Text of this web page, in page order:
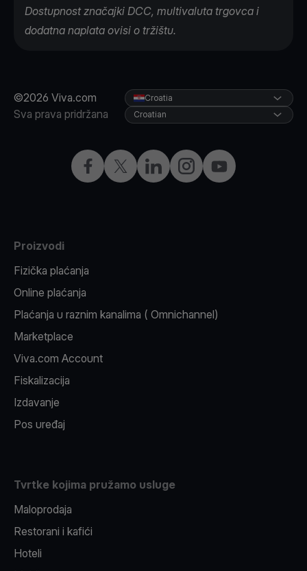
Dostupnost značajki DCC, multivaluta trgovca i
dodatna naplata ovisi o tržištu.
©2026 Viva.com
Sva prava pridržana
Facebook
X LinkedInInstagramYouTube
Croatia
Croatian
Proizvodi
Fizička plaćanja
Online plaćanja
Plaćanja u raznim kanalima ( Omnichannel)
Marketplace
Viva.com Account
Fiskalizacija
Izdavanje
Pos uređaj
Tvrtke kojima pružamo usluge
Maloprodaja
Restorani i kafići
Hoteli